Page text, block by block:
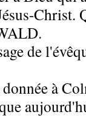
Christ.
de
à